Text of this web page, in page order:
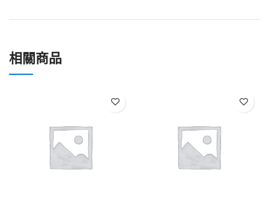
相關商品